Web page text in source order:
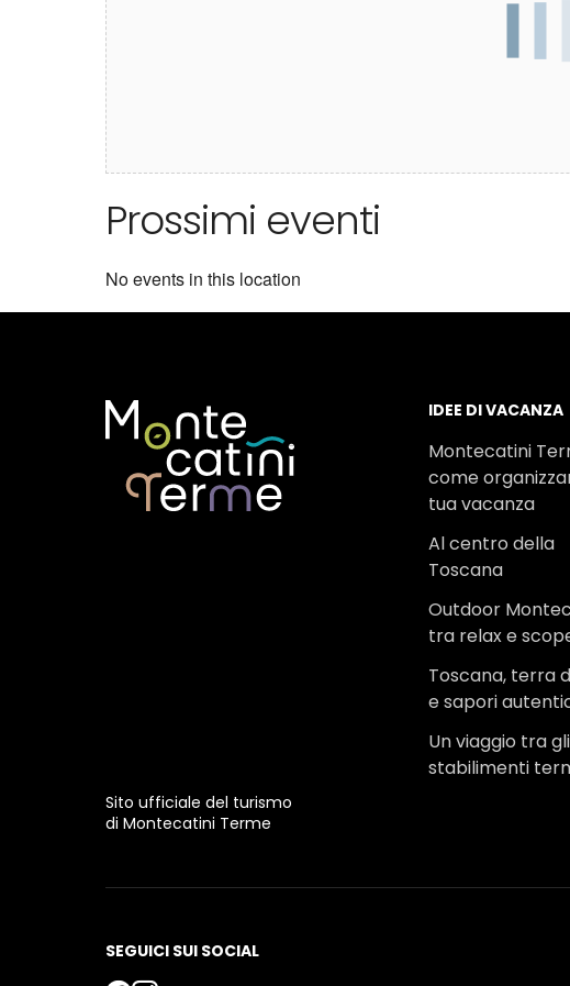
Prossimi eventi
No events in this location
Sito ufficiale del turismo
di Montecatini Terme
IDEE DI VACANZA
Montecatini
come
tua vacanza
Al centro della
Toscana
Outdoor
tra relax e
Toscana, terra
e sapori
Un viaggio tra gli
stabilimenti
SEGUICI SUI SOCIAL